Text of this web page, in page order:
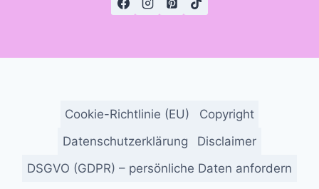
Cookie-Richtlinie (EU)
Copyright
Datenschutzerklärung
Disclaimer
DSGVO (GDPR) – persönliche Daten anfordern